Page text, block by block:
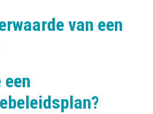
van een